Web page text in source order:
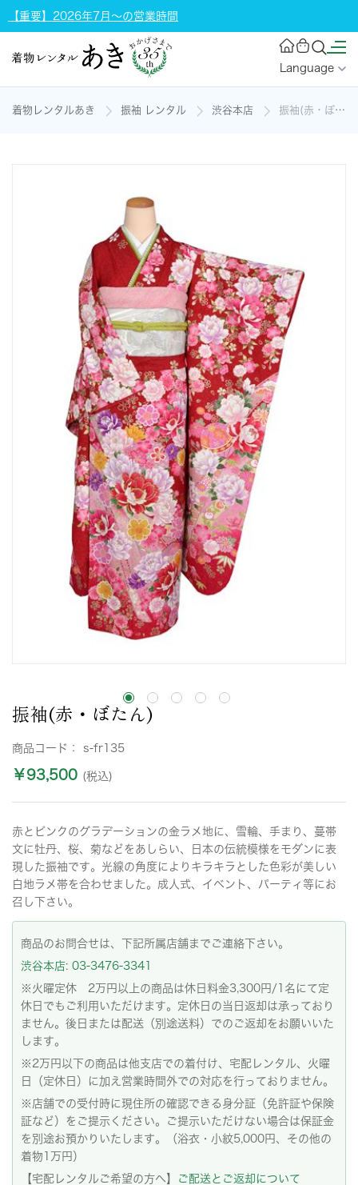
【重要】2026年7月～の営業時間
Language
着物レンタルあき 振袖 レンタル 渋谷本店 振袖(赤・ぼたん)の着物レンタル
振袖(赤・ぼたん)
商品コード： s-fr135
￥93,500 (税込)
赤とピンクのグラデーションの金ラメ地に、雪輪、手まり、蔓帯
文に牡丹、桜、菊などをあしらい、日本の伝統模様をモダンに表
現した振袖です。光線の角度によりキラキラとした色彩が美しい
白地ラメ帯を合わせました。成人式、イベント、パーティ等にお
召し下さい。
商品のお問合せは、下記所属店舗までご連絡下さい。
渋谷本店: 03-3476-3341
※火曜定休 2万円以上の商品は休日料金3,300円/1名にて定
休日でもご利用いただけます。定休日の当日返却は承っており
ません。後日または配送（別途送料）でのご返却をお願いいた
します。
※2万円以下の商品は他支店での着付け、宅配レンタル、火曜
日（定休日）に加え営業時間外での対応を行っておりません。
※店舗での受付時に現住所の確認できる身分証（免許証や保険
証など）をご提示ください。ご提示いただけない場合は保証金
を別途お預かりいたします。（浴衣・小紋5,000円、その他の
着物1万円）
【宅配レンタルご希望の方へ】
ご配送とご返却について